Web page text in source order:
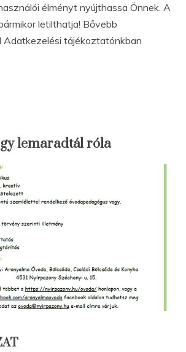
élményt nyújthassa Önnek. A
letilthatja! Bővebb
Adatkezelési tájékoztatónkban
lemaradtál róla